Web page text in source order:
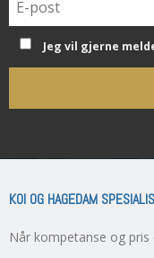
Jeg vil gjerne
KOI OG HAGEDAM
Når kompetanse og pris